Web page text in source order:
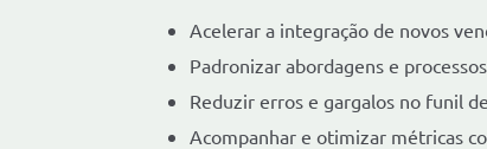
Acelerar a integração de novos
Padronizar abordagens e
Reduzir erros e gargalos no funil
Acompanhar e otimizar métricas